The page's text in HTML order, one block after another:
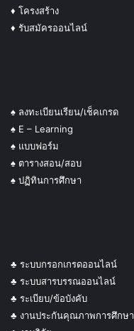
♦ โครงสร้าง
♦ รับสมัครออนไลน์
♠ ลงทะเบียนเรียน/เช็คเกรด
♠ E – Learning
♠ แบบฟอร์ม
♠ ตารางสอน/สอบ
♠ ปฏิทินการศึกษา
♣ ระบบกรอกเกรดออนไลน์
♣ ระบบสารบรรณออนไลน์
♣ ระเบียบ/ข้อบังคับ
♣ งานประกันคุณภาพการศึกษา